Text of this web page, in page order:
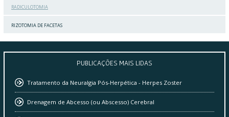
RADICULOTOMIA
RIZOTOMIA DE FACETAS
PUBLICAÇÕES MAIS LIDAS
Tratamento da Neuralgia Pós-Herpética - Herpes Zoster
Drenagem de Abcesso (ou Abscesso) Cerebral